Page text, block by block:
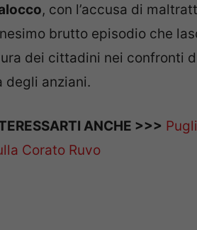
, con l’accusa di
brutto episodio che
dei cittadini nei confronti
degli anziani.
ANCHE >>>
Corato Ruvo